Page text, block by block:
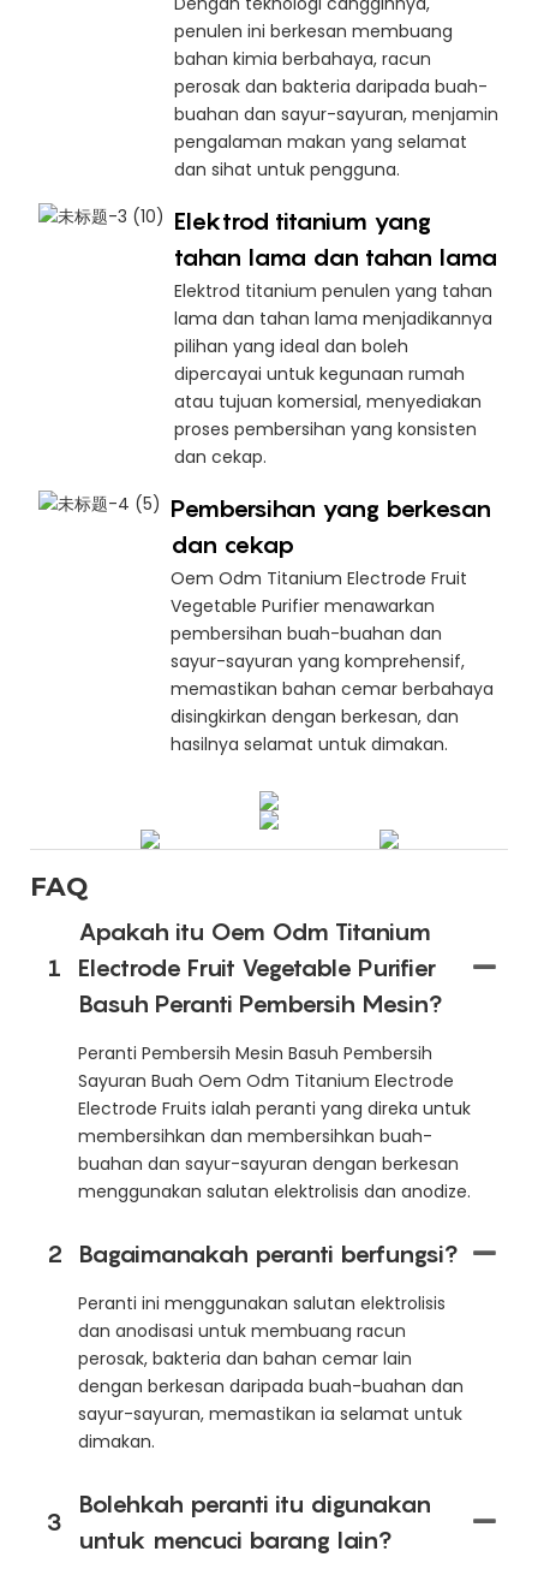
penulen ini berkesan membuang
bahan kimia berbahaya, racun
perosak dan bakteria daripada buah-
buahan dan sayur-sayuran, menjamin
pengalaman makan yang selamat
dan sihat untuk pengguna.
Elektrod titanium yang
tahan lama dan tahan lama
Elektrod titanium penulen yang tahan
lama dan tahan lama menjadikannya
pilihan yang ideal dan boleh
dipercayai untuk kegunaan rumah
atau tujuan komersial, menyediakan
proses pembersihan yang konsisten
dan cekap.
Pembersihan yang berkesan
dan cekap
Oem Odm Titanium Electrode Fruit
Vegetable Purifier menawarkan
pembersihan buah-buahan dan
sayur-sayuran yang komprehensif,
memastikan bahan cemar berbahaya
disingkirkan dengan berkesan, dan
hasilnya selamat untuk dimakan.
FAQ
1
Apakah itu Oem Odm Titanium
Electrode Fruit Vegetable Purifier
Basuh Peranti Pembersih Mesin?
Peranti Pembersih Mesin Basuh Pembersih
Sayuran Buah Oem Odm Titanium Electrode
Electrode Fruits ialah peranti yang direka untuk
membersihkan dan membersihkan buah-
buahan dan sayur-sayuran dengan berkesan
menggunakan salutan elektrolisis dan anodize.
2 Bagaimanakah peranti berfungsi?
Peranti ini menggunakan salutan elektrolisis
dan anodisasi untuk membuang racun
perosak, bakteria dan bahan cemar lain
dengan berkesan daripada buah-buahan dan
sayur-sayuran, memastikan ia selamat untuk
dimakan.
3
Bolehkah peranti itu digunakan
untuk mencuci barang lain?